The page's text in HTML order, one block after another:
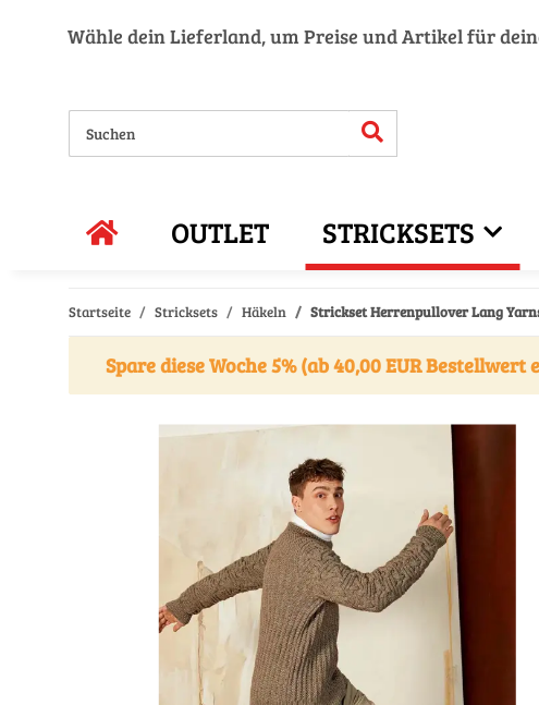
Wähle dein Lieferland, um Preise und Artikel für
OUTLET STRICKSETS
Startseite Stricksets Häkeln Strickset Herrenpullover Lang
Spare diese Woche 5% (ab 40,00 EUR